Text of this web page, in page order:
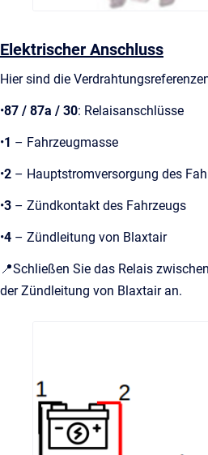
Elektrischer Anschluss
Hier sind die
•87 / 87a / 30: Relaisanschlüsse
•1 – Fahrzeugmasse
•2 – Hauptstromversorgung des
•3 – Zündkontakt des Fahrzeugs
•4 – Zündleitung von Blaxtair
📍Schließen Sie das Relais
der Zündleitung von Blaxtair an.